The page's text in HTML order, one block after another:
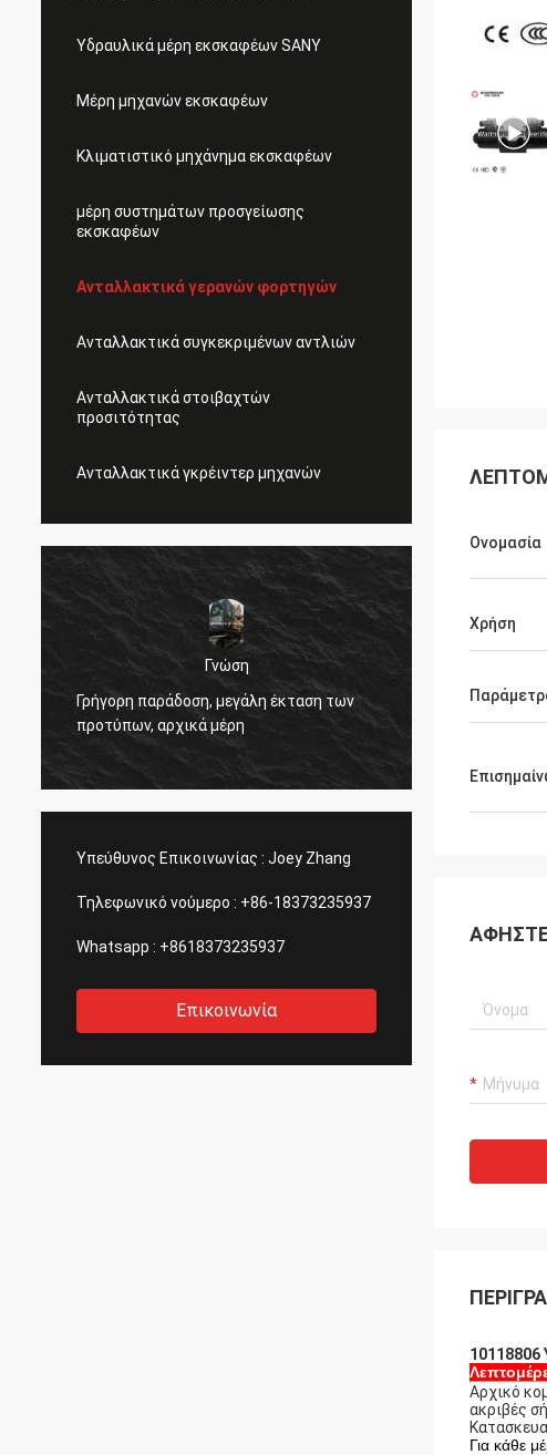
Υδραυλικά μέρη εκσκαφέων SANY
Μέρη μηχανών εκσκαφέων
Κλιματιστικό μηχάνημα εκσκαφέων
μέρη συστημάτων προσγείωσης
εκσκαφέων
Ανταλλακτικά γερανών φορτηγών
Ανταλλακτικά συγκεκριμένων αντλιών
Ανταλλακτικά στοιβαχτών
προσιτότητας
Ανταλλακτικά γκρέιντερ μηχανών
Γνώση
Γρήγορη παράδοση, μεγάλη έκταση των
προτύπων, αρχικά μέρη
Πολύ καλή
Υπεύθυνος Επικοινωνίας : Joey Zhang
Τηλεφωνικό νούμερο : +86-18373235937
Whatsapp : +8618373235937
Επικοινωνία
Ονομασία
Χρήση
10118806
Αρχικό
ακριβές
Για κάθε